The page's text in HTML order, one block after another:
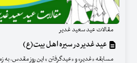
مقالات عید سعید غدیر
عید غدیر در سیره اهل بیت(ع)
مسابقه «غدیر» و «عیدگرفتن » این روز مقدس، به